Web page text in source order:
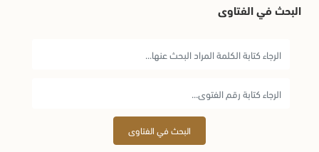
البحث في الفتاوى
البحث في الفتاوى